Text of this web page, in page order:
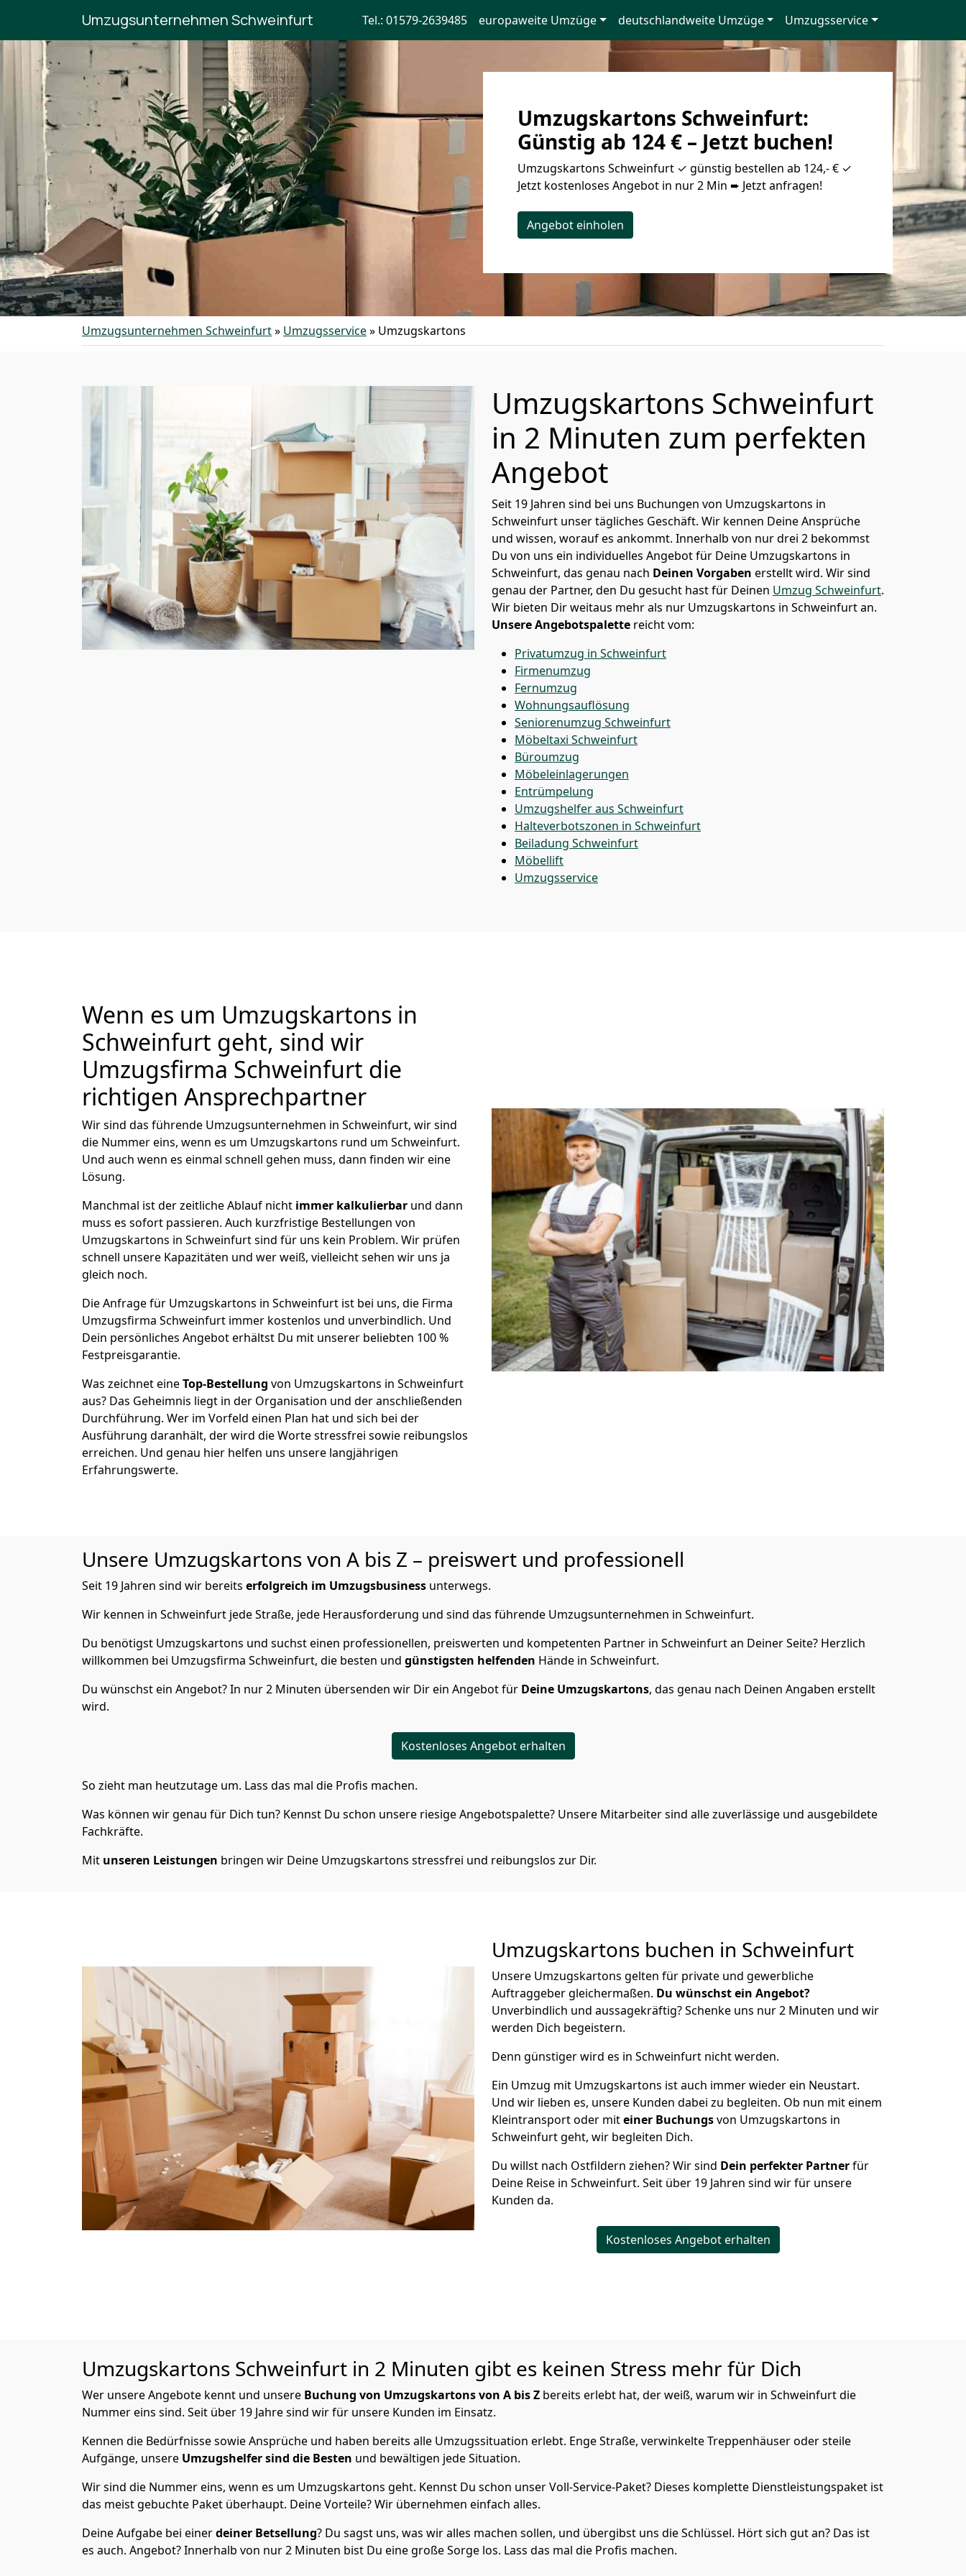
Umzugsunternehmen Schweinfurt Tel.: 01579-2639485 europaweite Umzüge deutschlandweite Umzüge Umzugsservice
Umzugskartons Schweinfurt:
Günstig ab 124 € – Jetzt buchen!
Umzugskartons Schweinfurt ✓ günstig bestellen ab 124,- € ✓
Jetzt kostenloses Angebot in nur 2 Min ➨ Jetzt anfragen!
Angebot einholen
Umzugsunternehmen Schweinfurt» Umzugsservice» Umzugskartons
Umzugskartons Schweinfurt
in 2 Minuten zum perfekten
Angebot
Seit 19 Jahren sind bei uns Buchungen von Umzugskartons in
Schweinfurt unser tägliches Geschäft. Wir kennen Deine Ansprüche
und wissen, worauf es ankommt. Innerhalb von nur drei 2 bekommst
Du von uns ein individuelles Angebot für Deine Umzugskartons in
Schweinfurt, das genau nach Deinen Vorgaben erstellt wird. Wir sind
genau der Partner, den Du gesucht hast für Deinen Umzug Schweinfurt.
Wir bieten Dir weitaus mehr als nur Umzugskartons in Schweinfurt an.
Unsere Angebotspalette reicht vom:
Privatumzug in Schweinfurt
Firmenumzug
Fernumzug
Wohnungsauflösung
Seniorenumzug Schweinfurt
Möbeltaxi Schweinfurt
Büroumzug
Möbeleinlagerungen
Entrümpelung
Umzugshelfer aus Schweinfurt
Halteverbotszonen in Schweinfurt
Beiladung Schweinfurt
Möbellift
Umzugsservice
Wenn es um Umzugskartons in
Schweinfurt geht, sind wir
Umzugsfirma Schweinfurt die
richtigen Ansprechpartner
Wir sind das führende Umzugsunternehmen in Schweinfurt, wir sind
die Nummer eins, wenn es um Umzugskartons rund um Schweinfurt.
Und auch wenn es einmal schnell gehen muss, dann finden wir eine
Lösung.
Manchmal ist der zeitliche Ablauf nicht immer kalkulierbar und dann
muss es sofort passieren. Auch kurzfristige Bestellungen von
Umzugskartons in Schweinfurt sind für uns kein Problem. Wir prüfen
schnell unsere Kapazitäten und wer weiß, vielleicht sehen wir uns ja
gleich noch.
Die Anfrage für Umzugskartons in Schweinfurt ist bei uns, die Firma
Umzugsfirma Schweinfurt immer kostenlos und unverbindlich. Und
Dein persönliches Angebot erhältst Du mit unserer beliebten 100 %
Festpreisgarantie.
Was zeichnet eineTop-Bestellung von Umzugskartons in Schweinfurt
aus? Das Geheimnis liegt in der Organisation und der anschließenden
Durchführung. Wer im Vorfeld einen Plan hat und sich bei der
Ausführung daranhält, der wird die Worte stressfrei sowie reibungslos
erreichen. Und genau hier helfen uns unsere langjährigen
Erfahrungswerte.
Unsere Umzugskartons von A bis Z – preiswert und professionell
Seit 19 Jahren sind wir bereits erfolgreich im Umzugsbusiness unterwegs.
Wir kennen in Schweinfurt jede Straße, jede Herausforderung und sind das führende Umzugsunternehmen in Schweinfurt.
Du benötigst Umzugskartons und suchst einen professionellen, preiswerten und kompetenten Partner in Schweinfurt an Deiner Seite? Herzlich
willkommen bei Umzugsfirma Schweinfurt, die besten und günstigsten helfenden Hände in Schweinfurt.
Du wünschst ein Angebot? In nur 2 Minuten übersenden wir Dir ein Angebot für Deine Umzugskartons, das genau nach Deinen Angaben erstellt
wird.
Kostenloses Angebot erhalten
So zieht man heutzutage um. Lass das mal die Profis machen.
Was können wir genau für Dich tun? Kennst Du schon unsere riesige Angebotspalette? Unsere Mitarbeiter sind alle zuverlässige und ausgebildete
Fachkräfte.
Mit unseren Leistungen bringen wir Deine Umzugskartons stressfrei und reibungslos zur Dir.
Umzugskartons buchen in Schweinfurt
Unsere Umzugskartons gelten für private und gewerbliche
Auftraggeber gleichermaßen. Du wünschst ein Angebot?
Unverbindlich und aussagekräftig? Schenke uns nur 2 Minuten und wir
werden Dich begeistern.
Denn günstiger wird es in Schweinfurt nicht werden.
Ein Umzug mit Umzugskartons ist auch immer wieder ein Neustart.
Und wir lieben es, unsere Kunden dabei zu begleiten. Ob nun mit einem
Kleintransport oder miteiner Buchungsvon Umzugskartons in
Schweinfurt geht, wir begleiten Dich.
Du willst nach Ostfildern ziehen? Wir sind Dein perfekter Partnerfür
Deine Reise in Schweinfurt. Seit über 19 Jahren sind wir für unsere
Kunden da.
Kostenloses Angebot erhalten
Umzugskartons Schweinfurt in 2 Minuten gibt es keinen Stress mehr für Dich
Wer unsere Angebote kennt und unsere Buchung von Umzugskartons von A bis Z bereits erlebt hat, der weiß, warum wir in Schweinfurt die
Nummer eins sind. Seit über 19 Jahre sind wir für unsere Kunden im Einsatz.
Kennen die Bedürfnisse sowie Ansprüche und haben bereits alle Umzugssituation erlebt. Enge Straße, verwinkelte Treppenhäuser oder steile
Aufgänge, unsere Umzugshelfer sind die Besten und bewältigen jede Situation.
Wir sind die Nummer eins, wenn es um Umzugskartons geht. Kennst Du schon unser Voll-Service-Paket? Dieses komplette Dienstleistungspaket ist
das meist gebuchte Paket überhaupt. Deine Vorteile? Wir übernehmen einfach alles.
Deine Aufgabe bei einerdeiner Betsellung? Du sagst uns, was wir alles machen sollen, und übergibst uns die Schlüssel. Hört sich gut an? Das ist
es auch. Angebot? Innerhalb von nur 2 Minuten bist Du eine große Sorge los. Lass das mal die Profis machen.